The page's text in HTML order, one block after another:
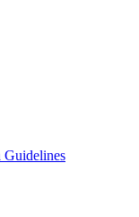
Guidelines